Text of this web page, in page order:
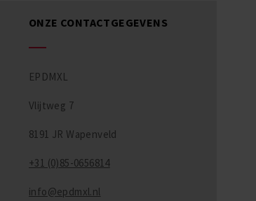
ONZE CONTACTGEGEVENS
EPDMXL
Vlijtweg 7
8191 JR Wapenveld
+31 (0)85-0656814
info@epdmxl.nl